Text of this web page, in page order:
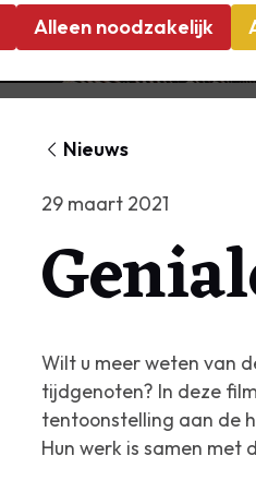
Alleen noodzakelijk
Nieuws
29 maart 2021
Wilt u meer weten van
tijdgenoten? In deze
tentoonstelling aan de
Hun werk is samen met